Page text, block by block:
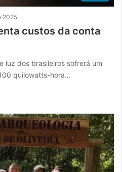
2025
custos da conta
luz dos brasileiros sofrerá um
quilowatts-hora…